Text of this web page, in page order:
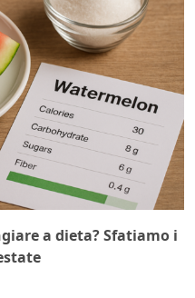
a dieta? Sfatiamo i